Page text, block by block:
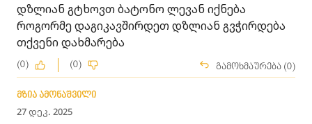
დზლიან გტხოვთ ბატონო ლევან იქნება
როგორმე დაგიკავშირდეთ დზლიან გვჭირდება
თქვენი დახმარება
(0) (0) გამოხმაურება (0)
მზია ამონაშვილი
27 დეკ. 2025